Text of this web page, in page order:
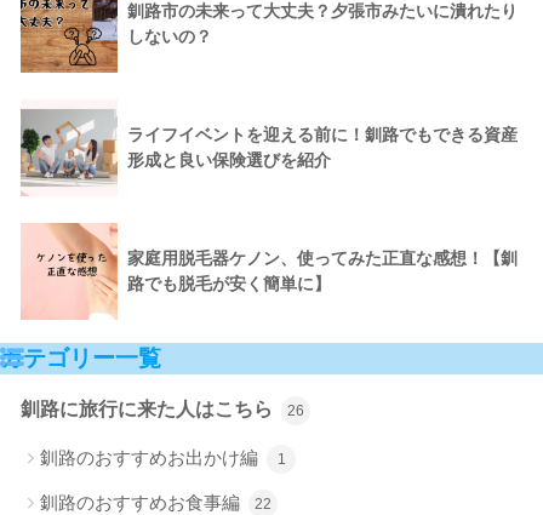
釧路市の未来って大丈夫？夕張市みたいに潰れたり
しないの？
ライフイベントを迎える前に！釧路でもできる資産
形成と良い保険選びを紹介
家庭用脱毛器ケノン、使ってみた正直な感想！【釧
路でも脱毛が安く簡単に】
カテゴリー一覧
釧路に旅行に来た人はこちら 26
釧路のおすすめお出かけ編 1
釧路のおすすめお食事編 22